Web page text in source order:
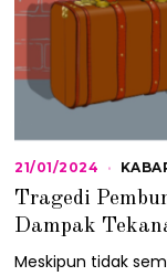
21/01/2024
/
0
/
Tragedi
Dampak
Meskipun tidak